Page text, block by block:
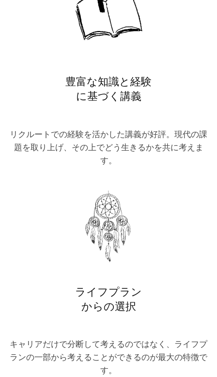
豊富な知識と経験
に基づく講義
リクルートでの経験を活かした講義が好評。現代の課
題を取り上げ、その上でどう生きるかを共に考えま
す。
ライフプラン
からの選択
キャリアだけで分断して考えるのではなく、ライフプ
ランの一部から考えることができるのが最大の特徴で
す。